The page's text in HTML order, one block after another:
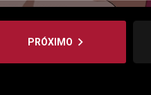
PRÓXIMO navigate_next